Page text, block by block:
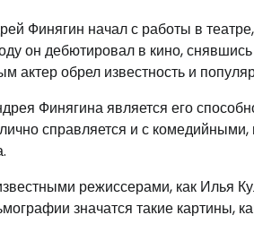
Финягин начал с работы в
он дебютировал в кино,
актер обрел известность и
Финягина является его
справляется и с
режиссерами, как Илья
значатся такие картины,